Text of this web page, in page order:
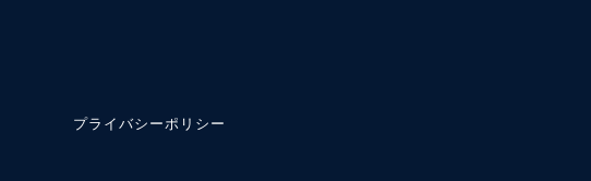
プライバシーポリシー